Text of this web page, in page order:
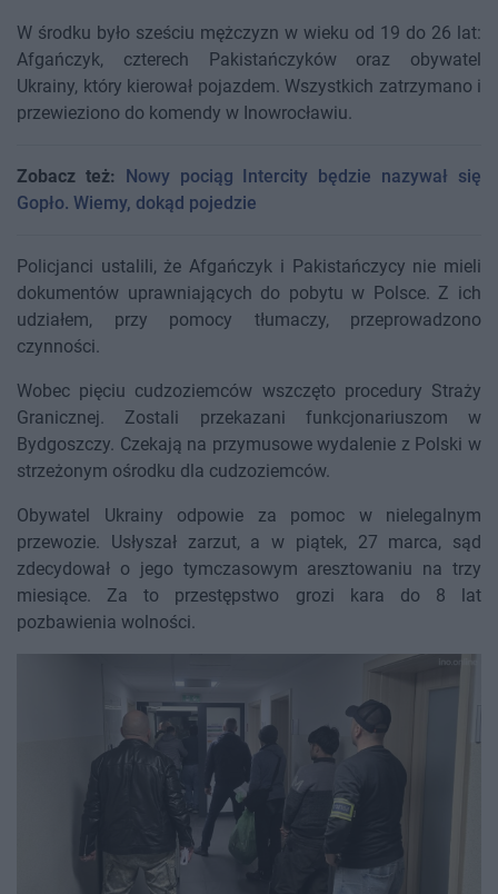
W środku było sześciu mężczyzn w wieku od 19 do 26 lat:
Afgańczyk, czterech Pakistańczyków oraz obywatel
Ukrainy, który kierował pojazdem. Wszystkich zatrzymano i
przewieziono do komendy w Inowrocławiu.
Zobacz też:
Nowy pociąg Intercity będzie nazywał się
Gopło. Wiemy, dokąd pojedzie
Policjanci ustalili, że Afgańczyk i Pakistańczycy nie mieli
dokumentów uprawniających do pobytu w Polsce. Z ich
udziałem, przy pomocy tłumaczy, przeprowadzono
czynności.
Wobec pięciu cudzoziemców wszczęto procedury Straży
Granicznej. Zostali przekazani funkcjonariuszom w
Bydgoszczy. Czekają na przymusowe wydalenie z Polski w
strzeżonym ośrodku dla cudzoziemców.
Obywatel Ukrainy odpowie za pomoc w nielegalnym
przewozie. Usłyszał zarzut, a w piątek, 27 marca, sąd
zdecydował o jego tymczasowym aresztowaniu na trzy
miesiące. Za to przestępstwo grozi kara do 8 lat
pozbawienia wolności.